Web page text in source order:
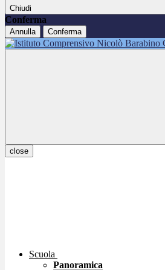
Chiudi
Conferma
Annulla Conferma
close
Scuola
Panoramica